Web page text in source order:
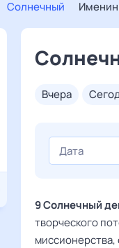
Солнечный
вчера
9 Солнечный
творческого